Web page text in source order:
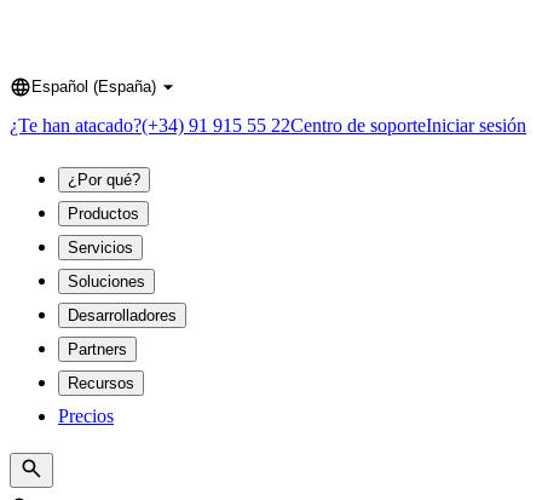
Language
Español (España)
¿Te han atacado?(+34) 91 915 55 22Centro de soporteIniciar sesión
¿Por qué?
Productos
Servicios
Soluciones
Desarrolladores
Partners
Recursos
Precios